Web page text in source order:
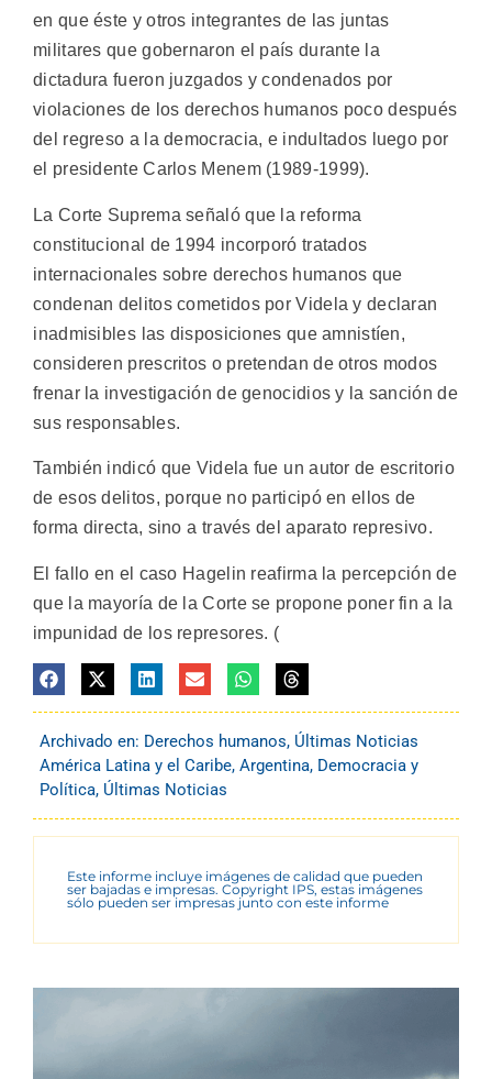
en que éste y otros integrantes de las juntas
militares que gobernaron el país durante la
dictadura fueron juzgados y condenados por
violaciones de los derechos humanos poco después
del regreso a la democracia, e indultados luego por
el presidente Carlos Menem (1989-1999).
La Corte Suprema señaló que la reforma
constitucional de 1994 incorporó tratados
internacionales sobre derechos humanos que
condenan delitos cometidos por Videla y declaran
inadmisibles las disposiciones que amnistíen,
consideren prescritos o pretendan de otros modos
frenar la investigación de genocidios y la sanción de
sus responsables.
También indicó que Videla fue un autor de escritorio
de esos delitos, porque no participó en ellos de
forma directa, sino a través del aparato represivo.
El fallo en el caso Hagelin reafirma la percepción de
que la mayoría de la Corte se propone poner fin a la
impunidad de los represores. (
Archivado en: Derechos humanos, Últimas Noticias
América Latina y el Caribe, Argentina, Democracia y
Política, Últimas Noticias
Este informe incluye imágenes de calidad que pueden
ser bajadas e impresas. Copyright IPS, estas imágenes
sólo pueden ser impresas junto con este informe